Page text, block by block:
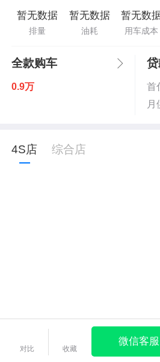
暂无数据
排量
暂无数据
油耗
暂无数
用车成本
全款购车
0.9万 首
月
4S店 综合店
对比 收藏
微信客服